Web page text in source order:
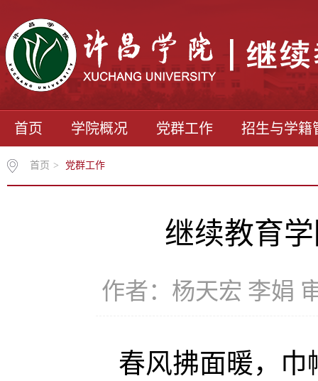
首页 学院概况 党群工作 招生与学籍
首页 > 党群工作
继续教育
作者：杨天宏 李娟
春风拂面暖，巾